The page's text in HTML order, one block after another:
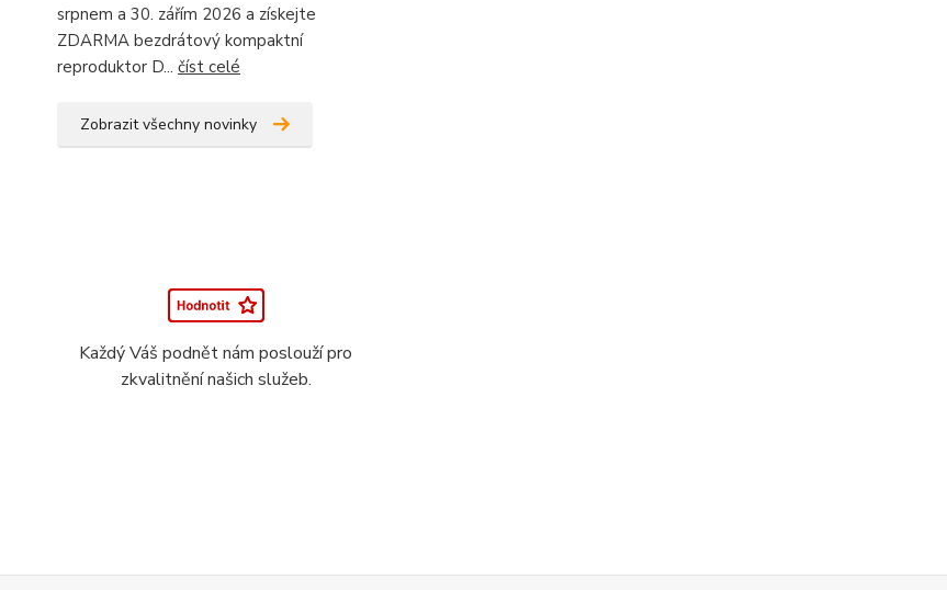
srpnem a 30. zářím 2026 a získejte
ZDARMA bezdrátový kompaktní
reproduktor D... číst celé
Zobrazit všechny novinky
Každý Váš podnět nám poslouží pro
zkvalitnění našich služeb.